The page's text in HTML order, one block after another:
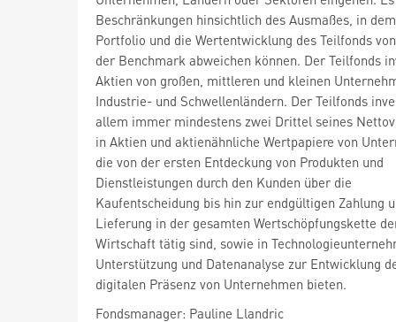
Beschränkungen hinsichtlich des Ausmaßes, in
Portfolio und die Wertentwicklung des Teilfonds
der Benchmark abweichen können. Der Teilfonds
Aktien von großen, mittleren und kleinen
Industrie- und Schwellenländern. Der Teilfonds
allem immer mindestens zwei Drittel seines
in Aktien und aktienähnliche Wertpapiere von
die von der ersten Entdeckung von Produkten und
Dienstleistungen durch den Kunden über die
Kaufentscheidung bis hin zur endgültigen Zahlung
Lieferung in der gesamten Wertschöpfungskette
Wirtschaft tätig sind, sowie in
Unterstützung und Datenanalyse zur Entwicklung
digitalen Präsenz von Unternehmen bieten.
Fondsmanager: Pauline Llandric